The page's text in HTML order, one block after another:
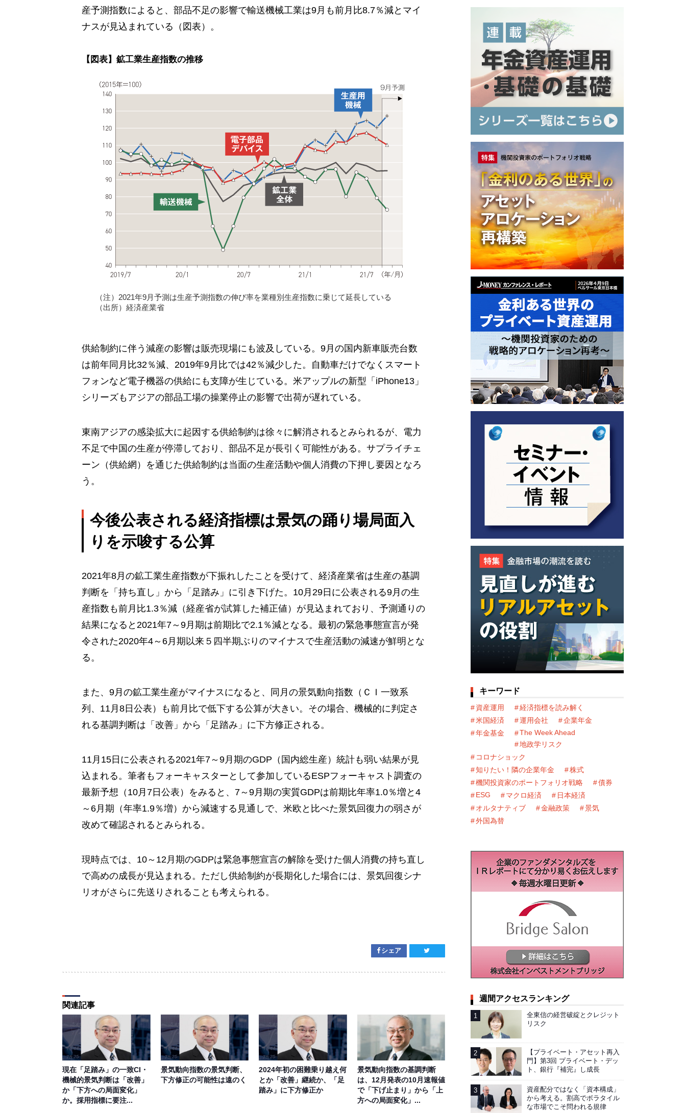
産予測指数によると、部品不足の影響で輸送機械工業は9月も前月比8.7％減とマイ
ナスが見込まれている（図表）。
【図表】鉱工業生産指数の推移
（注）2021年9月予測は生産予測指数の伸び率を業種別生産指数に乗じて延長している
（出所）経済産業省
供給制約に伴う減産の影響は販売現場にも波及している。9月の国内新車販売台数
は前年同月比32％減、2019年9月比では42％減少した。自動車だけでなくスマート
フォンなど電子機器の供給にも支障が生じている。米アップルの新型「iPhone13」
シリーズもアジアの部品工場の操業停止の影響で出荷が遅れている。
東南アジアの感染拡大に起因する供給制約は徐々に解消されるとみられるが、電力
不足で中国の生産が停滞しており、部品不足が長引く可能性がある。サプライチェ
ーン（供給網）を通じた供給制約は当面の生産活動や個人消費の下押し要因となろ
う。
今後公表される経済指標は景気の踊り場局面入
りを示唆する公算
2021年8月の鉱工業生産指数が下振れしたことを受けて、経済産業省は生産の基調
判断を「持ち直し」から「足踏み」に引き下げた。10月29日に公表される9月の生
産指数も前月比1.3％減（経産省が試算した補正値）が見込まれており、予測通りの
結果になると2021年7～9月期は前期比で2.1％減となる。最初の緊急事態宣言が発
令された2020年4～6月期以来５四半期ぶりのマイナスで生産活動の減速が鮮明とな
る。
また、9月の鉱工業生産がマイナスになると、同月の景気動向指数（ＣＩ一致系
列、11月8日公表）も前月比で低下する公算が大きい。その場合、機械的に判定さ
れる基調判断は「改善」から「足踏み」に下方修正される。
11月15日に公表される2021年7～9月期のGDP（国内総生産）統計も弱い結果が見
込まれる。筆者もフォーキャスターとして参加しているESPフォーキャスト調査の
最新予想（10月7日公表）をみると、7～9月期の実質GDPは前期比年率1.0％増と4
～6月期（年率1.9％増）から減速する見通しで、米欧と比べた景気回復力の弱さが
改めて確認されるとみられる。
現時点では、10～12月期のGDPは緊急事態宣言の解除を受けた個人消費の持ち直し
で高めの成長が見込まれる。ただし供給制約が長期化した場合には、景気回復シナ
リオがさらに先送りされることも考えられる。
シェア
関連記事
現在「足踏み」の一致CI・
機械的景気判断は「改善」
か「下方への局面変化」
か。採用指標に要注...
景気動向指数の景気判断、
下方修正の可能性は遠のく
2024年初の困難乗り越え何
とか「改善」継続か、「足
踏み」に下方修正か
景気動向指数の基調判断
は、12月発表の10月速報値
で「下げ止まり」から「上
方への局面変化」...
キーワード
資産運用
経済指標を読み解く
米国経済
運用会社
企業年金
年金基金
The Week Ahead
地政学リスク
コロナショック
知りたい！隣の企業年金
株式
機関投資家のポートフォリオ戦略
債券
ESG
マクロ経済
日本経済
オルタナティブ
金融政策
景気
外国為替
週間アクセスランキング
全東信の経営破綻とクレジット
リスク
【プライベート・アセット再入
門】第3回 プライベート・デッ
ト、銀行『補完』し成長
資産配分ではなく「資本構成」
から考える。割高でボラタイル
な市場でこそ問われる規律